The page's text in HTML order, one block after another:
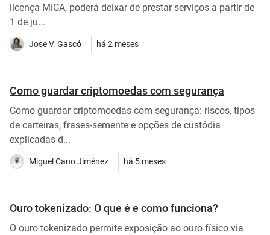
licença MiCA, poderá deixar de prestar serviços a partir de
1 de ju...
Jose V. Gascó há 2 meses
Como guardar criptomoedas com segurança
Como guardar criptomoedas com segurança: riscos, tipos
de carteiras, frases-semente e opções de custódia
explicadas d...
Miguel Cano Jiménez há 5 meses
Ouro tokenizado: O que é e como funciona?
O ouro tokenizado permite exposição ao ouro físico via